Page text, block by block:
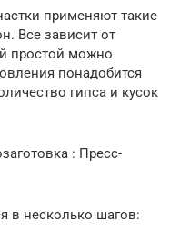
применяют такие
Все зависит от
простой можно
понадобится
гипса и кусок
: Пресс-
в несколько шагов: